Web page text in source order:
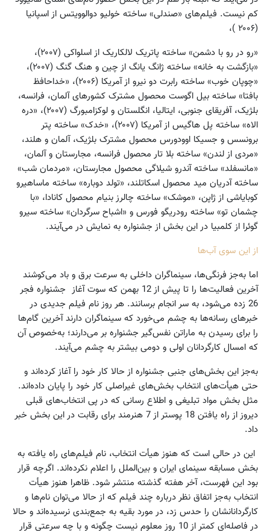
کم نیست. فیلم‌های «صندلی» ساخته خولیو دوالوویتس از اسپانیا
(۲۰۰۶ )،
«رو در رو با دشمن» ساخته پاتریک لالکاریک از اسلواکی (۲۰۰۷)،
«بازگشت به خانه» ساخته ژانگ یانگ از چین و هنگ گنگ (۲۰۰۷)،
«چوپان خوب» ساخته رابرت دو نیرو از آمریکا (۲۰۰۶)، «خداحافظ
بافتا» ساخته بیل اگوست محصول مشترک کشورهای آلمان، فرانسه،
بلژیک، آفریقای جنوبی، ایتالیا، انگلستان و لوکزامبورگ (۲۰۰۷)، «دره
الاه» ساخته پل هاگیس از آمریکا (۲۰۰۷)، «خدک» ساخته پتر
برونسس و جسیکا اوودورس محصول مشترک بلژیک، آلمان و هلند،
«مردی از لندن» ساخته بلا تار محصول فرانسه، مجارستان و آلمان،
«مانسفلد» ساخته آندرو شیلاگی محصول مجارستان، «مردمان شب»
ساخته آدریان مید محصول اسکاتلند، «تولد دوباره» ساخته ماساهیرو
کوبایاشی از ژاپن، «موشک» ساخته چالرز بنیام محصول کانادا، «با
چشمان تو» ساخته رودریگو فورس و «اشباح سرگردان» ساخته سیرو
گوئرا از کلمبیا در این بخش از جشنواره به نمایش در می‌آیند.
از این سوی آب‌ها
اما به‌جز فرنگی‌ها، سینماگران داخلی به سرعت برق و باد می‌کوشند
آخرین فعالیت‌ها را تا پیش از 12 بهمن که سوت آغاز جشنواره فجر
26 زده می‌شود، به سر انجام برسانند. هر روز نام فیلم جدیدی در
خبرهای رسانه‌ها به چشم می‌خورد که سینماگران دارند آخرین گام‌ها
را برای رسیدن به ماراتن نفس‌گیر جشنواره بر می‌دارند؛ به‌خصوص آن
که امسال کارگردانان اولی و دومی بیشتر به چشم می‌آیند.
به‌جز این بخش‌های جنبی جشنواره از حالا کار خود را آغاز کرده‌اند و
حتی هیأت‌های انتخاب بخش‌های غیراصلی کار خود را پایان داده‌اند.
مثل بخش مواد تبلیغی و اطلاع رسانی که در پی انتخاب‌های قبلی
دیروز از راه یافتن 18 پوستر از 7 هنرمند برای رقابت در این بخش خبر
داد.
این در حالی است که هنوز هیأت انتخاب، نام فیلم‌های راه یافته به
بخش مسابقه سینمای ایران و بین‌الملل را اعلام نکرده‌اند. اگرچه قرار
بود این فهرست، آخر هفته گذشته منتشر شود. ظاهرا هنوز هیأت
انتخاب به‌جز اتفاق نظر درباره چند فیلم که از حالا می‌توان نام‌ها و
کارگردانانشان را حدس زد، در مورد بقیه به جمع‌بندی نرسیده‌اند و حالا
در فاصله‌ای کمتر از 10 روز معلوم نیست چگونه و با چه سرعتی قرار